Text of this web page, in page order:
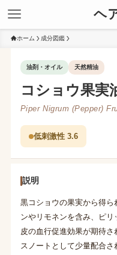
ヘ
ホーム 成分図鑑
油剤・オイル 天然精油
コショウ果実
Piper Nigrum (Pepper)
低刺激性 3.6
説明
黒コショウの果実から得
ンやリモネンを含み、ピ
皮の血行促進効果が期待
スノートとして少量配合